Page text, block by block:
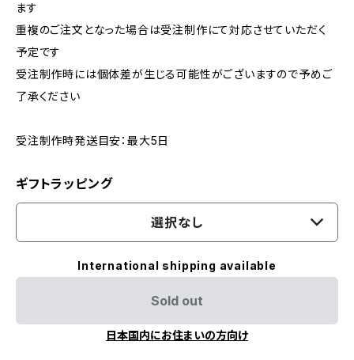
ます
重複のご注文となった場合は受注制作にて対応させていただく
予定です
受注制作時には個体差が生じる可能性がございますので予めご
了承ください
受注制作時発送目安：最大5日
ギフトラッピング
選択なし
International shipping available
Sold out
日本国内にお住まいの方向け